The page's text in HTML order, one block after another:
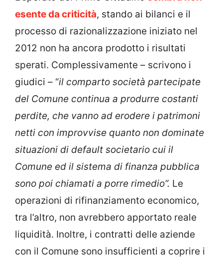
esente da criticità, stando ai bilanci e il
processo di razionalizzazione iniziato nel
2012 non ha ancora prodotto i risultati
sperati. Complessivamente – scrivono i
giudici – “il comparto società partecipate
del Comune continua a produrre costanti
perdite, che vanno ad erodere i patrimoni
netti con improvvise quanto non dominate
situazioni di default societario cui il
Comune ed il sistema di finanza pubblica
sono poi chiamati a porre rimedio”. Le
operazioni di rifinanziamento economico,
tra l’altro, non avrebbero apportato reale
liquidità. Inoltre, i contratti delle aziende
con il Comune sono insufficienti a coprire i